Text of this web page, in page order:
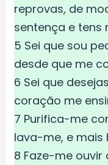
reprovas, de
sentença e tens
5 Sei que sou
desde que me
6 Sei que
coração me
7 Purifica-me
lava-me, e mais
8 Faze-me ouvir